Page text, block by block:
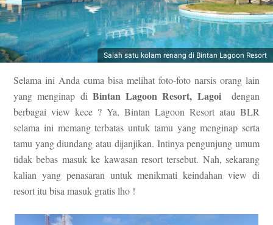
Salah satu kolam renang di Bintan Lagoon Resort
Selama ini Anda cuma bisa melihat foto-foto narsis orang lain
yang menginap di Bintan Lagoon Resort, Lagoi
dengan
berbagai view kece ? Ya, Bintan Lagoon Resort atau BLR
selama ini memang terbatas untuk tamu yang menginap serta
tamu yang diundang atau dijanjikan. Intinya pengunjung umum
tidak bebas masuk ke kawasan resort tersebut. Nah, sekarang
kalian yang penasaran untuk menikmati keindahan view di
resort itu bisa masuk gratis lho !